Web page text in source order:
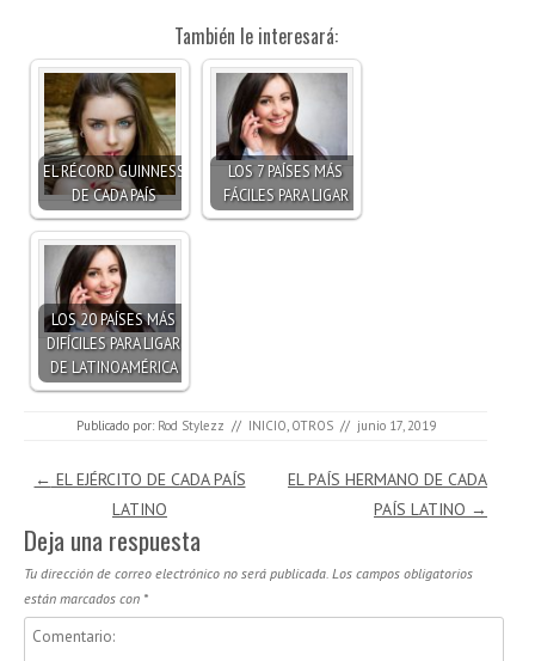
También le interesará:
EL RÉCORD GUINNESS
DE CADA PAÍS
LOS 7 PAÍSES MÁS
FÁCILES PARA LIGAR
LOS 20 PAÍSES MÁS
DIFÍCILES PARA LIGAR
DE LATINOAMÉRICA
Publicado por: Rod Stylezz // INICIO OTROS // junio 17, 2019
Navegación de entradas
← EL EJÉRCITO DE CADA PAÍS
LATINO
EL PAÍS HERMANO DE CADA
PAÍS LATINO →
Deja una respuesta
Tu dirección de correo electrónico no será publicada. Los campos obligatorios
están marcados con *